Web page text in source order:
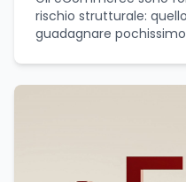
rischio strutturale:
guadagnare pochissimo